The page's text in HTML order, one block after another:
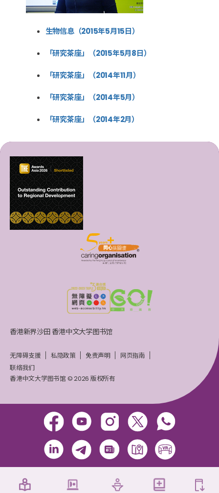
生物信息（2015年5月15日）
「研究茶座」（2015年5月8日）
「研究茶座」（2014年11月）
「研究茶座」（2014年5月）
「研究茶座」（2014年2月）
香港新界沙田 香港中文大学图书馆
无障碍支援 私隐政策 免责声明
网页指南
联络我们
香港中文大学图书馆 © 2026 版权所有